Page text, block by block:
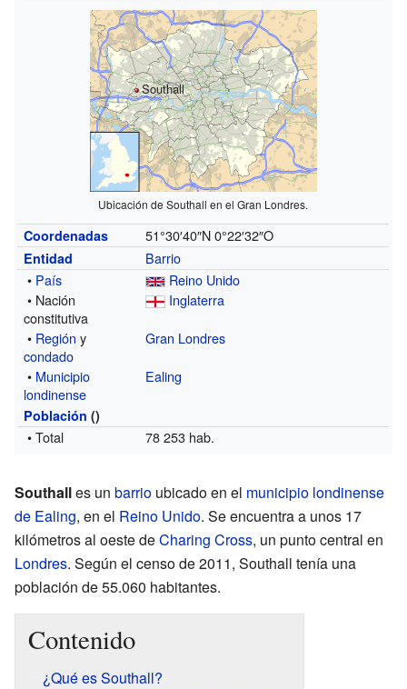
Southall
Ubicación de Southall en el Gran Londres.
Coordenadas 51°30′40″N 0°22′32″O
Entidad
Barrio
• País
Reino Unido
• Nación
constitutiva
Inglaterra
• Región y
condado
Gran Londres
• Municipio
londinense
Ealing
Población ()
• Total 78 253 hab.
Southalles un barrio ubicado en el municipio londinense
de Ealing, en el Reino Unido. Se encuentra a unos 17
kilómetros al oeste deCharing Cross, un punto central en
Londres. Según el censo de 2011, Southall tenía una
población de 55.060 habitantes.
Contenido
¿Qué es Southall?